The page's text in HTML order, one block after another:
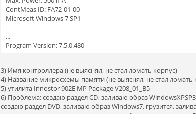
ContMeas ID: FA72-01-00
Microsoft Windows 7 SP1
------------------------------------
...
Program Version: 7.5.0.480
3) Имя контроллера (не выяснял, не стал ломать корпус)
4) Название микросхемы памяти (не выяснял, не стал ломать
5) утилита Innostor 902E MP Package V208_01_B5
6) Проблема: создаю раздел CD, заливаю образ
создаю раздел DVD, заливаю образ Windows7, грузится,